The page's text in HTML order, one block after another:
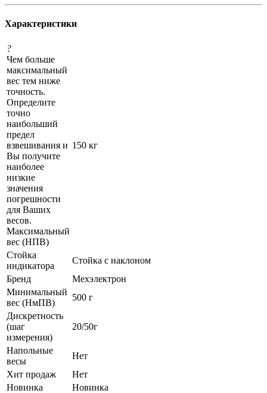
Характеристики
?
Чем больше
максимальный
вес тем ниже
точность.
Определите
точно
наибольший
предел
взвешивания и
Вы получите
наиболее
низкие
значения
погрешности
для Ваших
весов.
Максимальный
вес (НПВ)
150 кг
Стойка
индикатора
Стойка с наклоном
Бренд
Мехэлектрон
Минимальный
вес (НмПВ)
500 г
Дискретность
(шаг
измерения)
20/50г
Напольные
весы
Нет
Хит продаж
Нет
Новинка
Новинка